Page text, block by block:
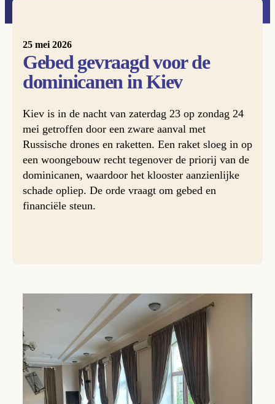
25 mei 2026
Gebed gevraagd voor de
dominicanen in Kiev
Kiev is in de nacht van zaterdag 23 op zondag 24
mei getroffen door een zware aanval met
Russische drones en raketten. Een raket sloeg in op
een woongebouw recht tegenover de priorij van de
dominicanen, waardoor het klooster aanzienlijke
schade opliep. De orde vraagt om gebed en
financiële steun.